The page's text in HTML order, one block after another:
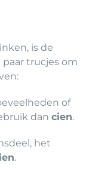
is de
paar trucjes om
of
dancien.
het
.